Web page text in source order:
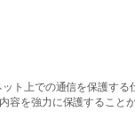
上での通信を保護す
を強力に保護するこ